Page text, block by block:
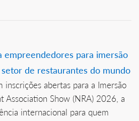
empreendedores para imersão
de restaurantes do mundo
inscrições abertas para a Imersão
Association Show (NRA) 2026, a
internacional para quem